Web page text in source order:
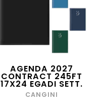
AGENDA 2027
CONTRACT 245FT
17X24 EGADI SETT.
CANGINI